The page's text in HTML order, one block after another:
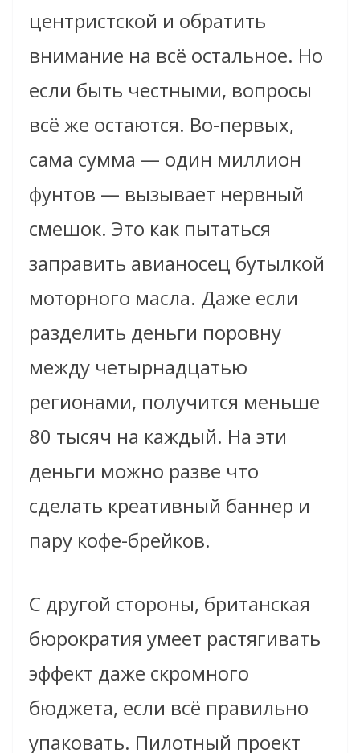
центристской и обратить
внимание на всё остальное. Но
если быть честными, вопросы
всё же остаются. Во-первых,
сама сумма — один миллион
фунтов — вызывает нервный
смешок. Это как пытаться
заправить авианосец бутылкой
моторного масла. Даже если
разделить деньги поровну
между четырнадцатью
регионами, получится меньше
80 тысяч на каждый. На эти
деньги можно разве что
сделать креативный баннер и
пару кофе-брейков.
С другой стороны, британская
бюрократия умеет растягивать
эффект даже скромного
бюджета, если всё правильно
упаковать. Пилотный проект